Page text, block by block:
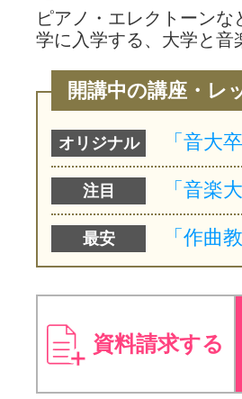
ピアノ・エレクトーン
学に入学する、大学と
開講中の講座・レ
オリジナル
注目
最安
資料請求する